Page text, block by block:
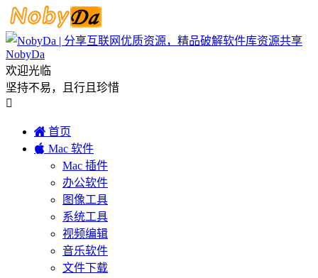
NobyDa
欢迎光临
坚持不易，且行且珍惜

 首页
 Mac 软件
Mac 插件
办公软件
图像工具
系统工具
视频编辑
音乐软件
文件下载